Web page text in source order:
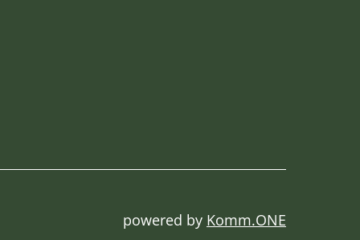
powered by Komm.ONE